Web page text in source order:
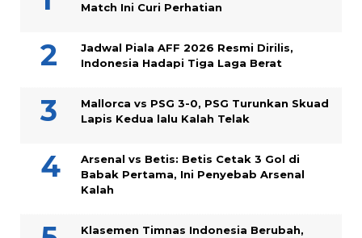
Match Ini Curi Perhatian
Jadwal Piala AFF 2026 Resmi Dirilis,
Indonesia Hadapi Tiga Laga Berat
Mallorca vs PSG 3-0, PSG Turunkan Skuad
Lapis Kedua lalu Kalah Telak
Arsenal vs Betis: Betis Cetak 3 Gol di
Babak Pertama, Ini Penyebab Arsenal
Kalah
Klasemen Timnas Indonesia Berubah,